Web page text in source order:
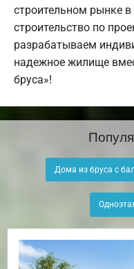
строительном рынке
строительство по
разрабатываем
надежное жилище
бруса»!
Дома из бруса с